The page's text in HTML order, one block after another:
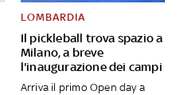
Il pickleball trova spazio a
Milano, a breve
l'inaugurazione dei campi
LOMBARDIA
Arriva il primo Open day a